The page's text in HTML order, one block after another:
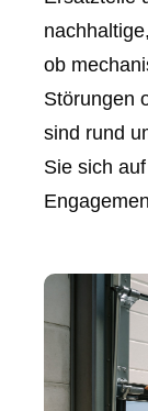
ob
Störungen
sind rund
Sie sich